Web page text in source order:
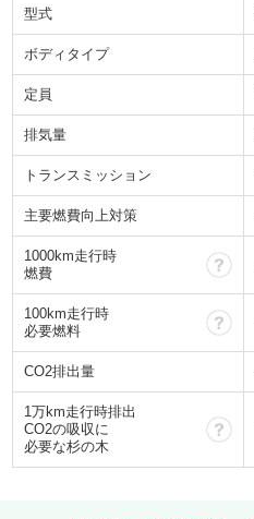
型式
ボディタイプ
定員
排気量
トランスミッション
主要燃費向上対策
1000km走行時
燃費
100km走行時
必要燃料
CO2排出量
1万km走行時排出
CO2の吸収に
必要な杉の木